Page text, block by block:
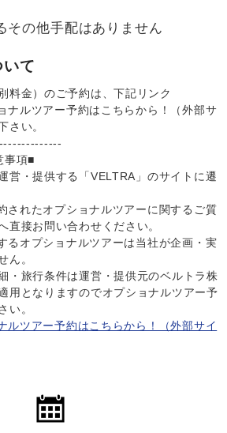
その他手配はありません
て
料金）のご予約は、下記リンク
ナルツアー予約はこちらから！（外部サ
さい。
事項■
営・提供する「VELTRA」のサイトに遷
されたオプショナルツアーに関するご質
直接お問い合わせください。
るオプショナルツアーは当社が企画・実
ん。
・旅行条件は運営・提供元のベルトラ株
用となりますのでオプショナルツアー予
い。
ツアー予約はこちらから！（外部サイ